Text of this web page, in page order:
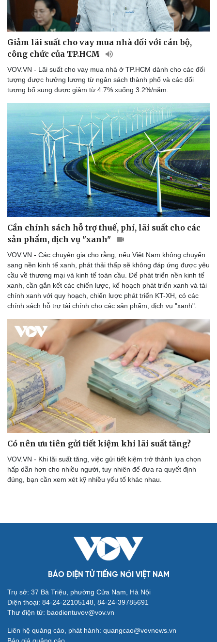
Du lịch
Tư vấn
Săn Tour
check-in
Podcast
Câu chuyện thời sự
Đọc truyện đêm khuya
Cửa sổ tình yêu
Kể chuyện cho bé
Hạt giống tâm hồn
Giảm lãi suất cho vay mua nhà đối với cán bộ,
công chức của TP.HCM
VOV.VN - Lãi suất cho vay mua nhà ở TP.HCM dành cho các đối
tượng được hưởng lương từ ngân sách thành phố và các đối
tượng bổ sung được giảm từ 4.7% xuống 3.2%/năm.
Cần chính sách hỗ trợ thuế, phí, lãi suất cho các
sản phẩm, dịch vụ "xanh"
VOV.VN - Các chuyên gia cho rằng, nếu Việt Nam không chuyển
sang nền kinh tế xanh, phát thải thấp sẽ không đáp ứng được yêu
cầu về thương mại và kinh tế toàn cầu. Để phát triển nền kinh tế
xanh, cần gắn kết các chiến lược, kế hoạch phát triển xanh và tài
chính xanh với quy hoạch, chiến lược phát triển KT-XH, có các
chính sách hỗ trợ tài chính cho các sản phẩm, dịch vụ "xanh".
Có nên ưu tiên gửi tiết kiệm khi lãi suất tăng?
VOV.VN - Khi lãi suất tăng, việc gửi tiết kiệm trở thành lựa chọn
hấp dẫn hơn cho nhiều người, tuy nhiên để đưa ra quyết định
đúng, bạn cần xem xét kỹ nhiều yếu tố khác nhau.
BÁO ĐIỆN TỬ TIẾNG NÓI VIỆT NAM
Trụ sở: 37 Bà Triệu, phường Cửa Nam, Hà Nội
Điện thoại: 84-24-22105148, 84-24-39785691
Thư điện tử: baodientuvov@vov.vn
Liên hệ quảng cáo, phát hành: quangcao@vovnews.vn